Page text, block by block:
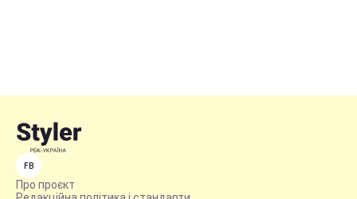
FB
Про проєкт